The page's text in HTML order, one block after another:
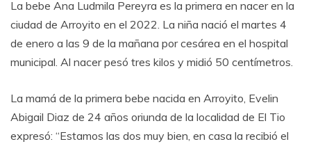
La bebe Ana Ludmila Pereyra es la primera en nacer en la
ciudad de Arroyito en el 2022. La niña nació el martes 4
de enero a las 9 de la mañana por cesárea en el hospital
municipal. Al nacer pesó tres kilos y midió 50 centímetros.
La mamá de la primera bebe nacida en Arroyito, Evelin
Abigail Diaz de 24 años oriunda de la localidad de El Tio
expresó: “Estamos las dos muy bien, en casa la recibió el